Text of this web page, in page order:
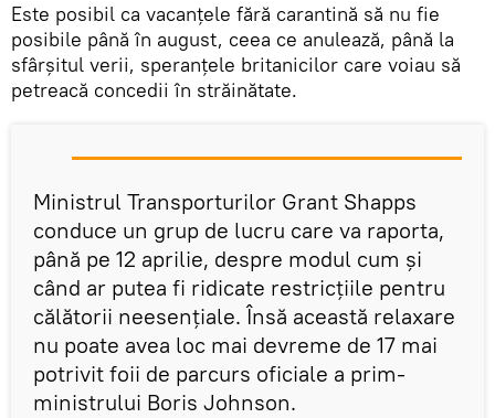
Este posibil ca vacanţele fără carantină să nu fie
posibile până în august, ceea ce anulează, până la
sfârșitul verii, speranţele britanicilor care voiau să
petreacă concedii în străinătate.
Ministrul Transporturilor Grant Shapps
conduce un grup de lucru care va raporta,
până pe 12 aprilie, despre modul cum și
când ar putea fi ridicate restricţiile pentru
călătorii neesențiale. Însă această relaxare
nu poate avea loc mai devreme de 17 mai
potrivit foii de parcurs oficiale a prim-
ministrului Boris Johnson.